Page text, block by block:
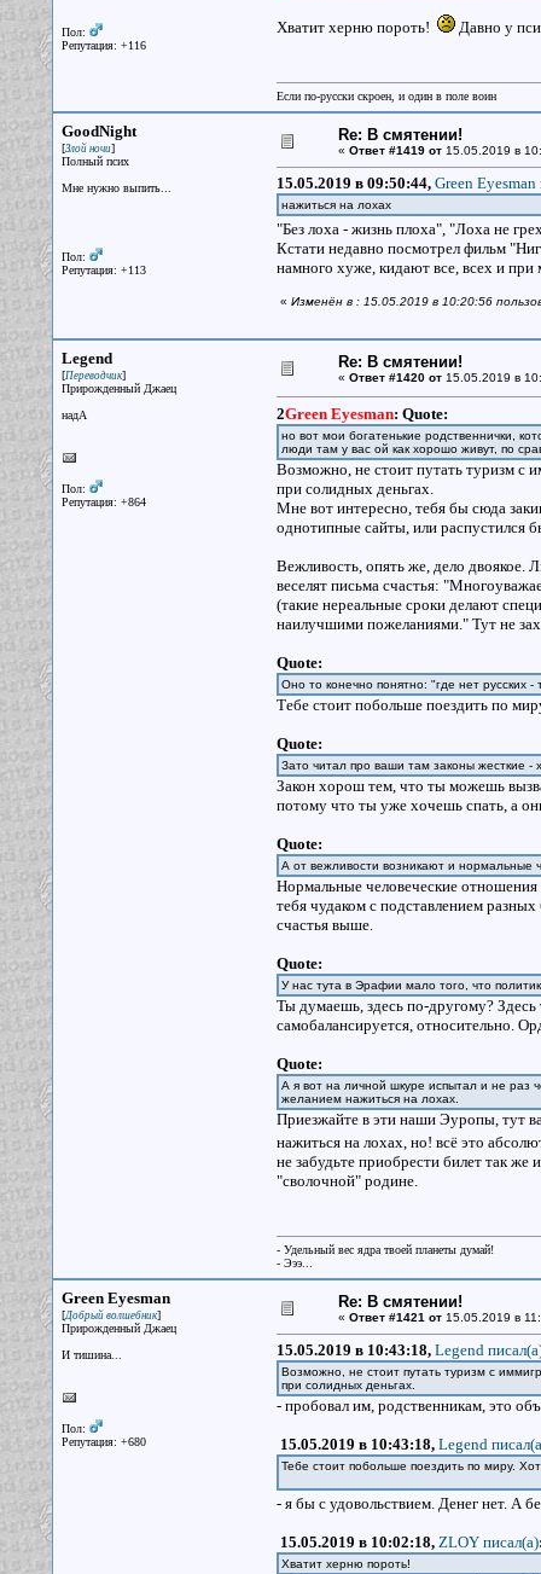
Пол:
Репутация: +116
Хватит херню пороть! Давно у
Если по-русски скроен, и один в поле воин
GoodNight
[Злой ночи]
Полный псих
Мне нужно выпить...
Пол:
Репутация: +113
Re: В смятении!
« Ответ #1419 от15.05.2019 в
15.05.2019 в 09:50:44, Green Eyesman
нажиться на лохах
"Без лоха - жизнь плоха", "Лоха не
Кстати недавно посмотрел фильм
намного хуже, кидают все, всех и
« Изменён в : 15.05.2019 в 10:20:56
Legend
[Переводчик]
Прирожденный Джаец
надА
Пол:
Репутация: +864
Re: В смятении!
« Ответ #1420 от15.05.2019 в
2Green Eyesman: Quote:
но вот мои богатенькие родственнички,
люди там у вас ой как хорошо живут, по
Возможно, не стоит путать туризм с
при солидных деньгах.
Мне вот интересно, тебя бы сюда
однотипные сайты, или распустился
Вежливость, опять же, дело двоякое.
веселят письма счастья:
(такие нереальные сроки делают
наилучшими пожеланиями." Тут не
Quote:
Оно то конечно понятно: "где нет русских
Тебе стоит побольше поездить по
Quote:
Зато читал про ваши там законы жесткие
Закон хорош тем, что ты можешь
потому что ты уже хочешь спать, а
Quote:
А от вежливости возникают и нормальные
Нормальные человеческие
тебя чудаком с подставлением
счастья выше.
Quote:
У нас тута в Эрафии мало того, что
Ты думаешь, здесь по-другому? Здесь
самобалансируется, относительно.
Quote:
А я вот на личной шкуре испытал и не раз
желанием нажиться на лохах.
Приезжайте в эти наши Эуропы, тут
нажиться на лохах, но! всё это
не забудьте приобрести билет так же
"сволочной" родине.
- Удельный вес ядра твоей планеты думай!
- Эээ...
Green Eyesman
[Добрый волшебник]
Прирожденный Джаец
И тишина...
Пол:
Репутация: +680
Re: В смятении!
« Ответ #1421 от15.05.2019 в
15.05.2019 в 10:43:18, Legend
Возможно, не стоит путать туризм с
при солидных деньгах.
- пробовал им, родственникам, это
15.05.2019 в 10:43:18, Legend
Тебе стоит побольше поездить по миру.
- я бы с удовольствием. Денег нет. А
15.05.2019 в 10:02:18, ZLOY писал(a)
Хватит херню пороть!